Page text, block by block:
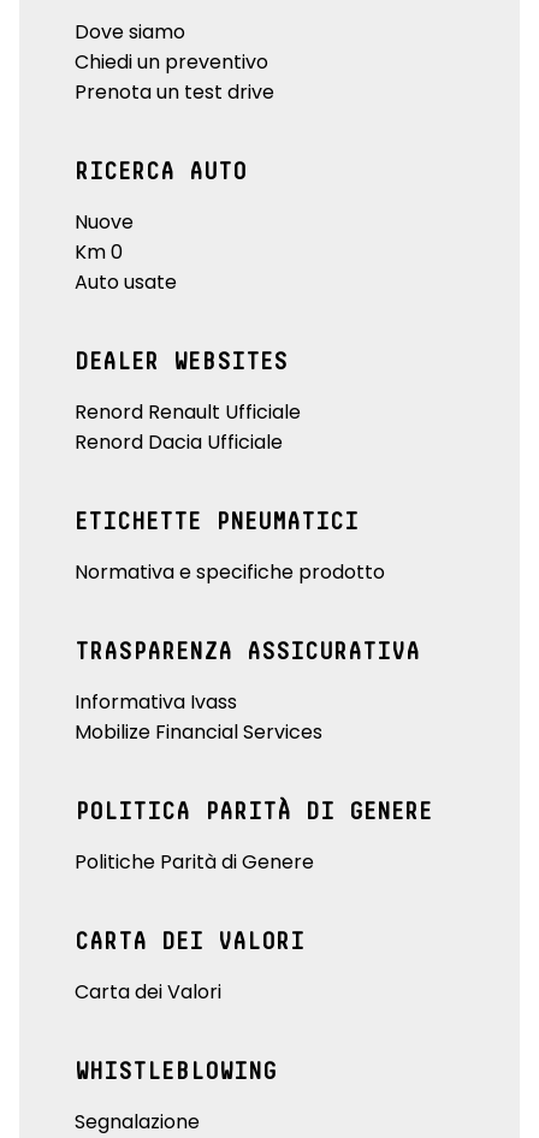
Dove siamo
Chiedi un preventivo
Prenota un test drive
RICERCA AUTO
Nuove
Km 0
Auto usate
DEALER WEBSITES
Renord Renault Ufficiale
Renord Dacia Ufficiale
ETICHETTE PNEUMATICI
Normativa e specifiche prodotto
TRASPARENZA ASSICURATIVA
Informativa Ivass
Mobilize Financial Services
POLITICA PARITÀ DI GENERE
Politiche Parità di Genere
CARTA DEI VALORI
Carta dei Valori
WHISTLEBLOWING
Segnalazione